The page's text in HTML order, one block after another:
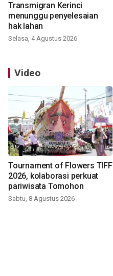
Transmigran Kerinci
menunggu penyelesaian
hak lahan
Selasa, 4 Agustus 2026
Video
Tournament of Flowers TIFF
2026, kolaborasi perkuat
pariwisata Tomohon
Sabtu, 8 Agustus 2026